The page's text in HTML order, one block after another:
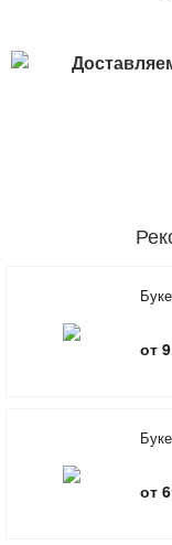
от
от